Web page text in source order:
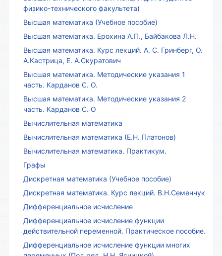
физико-технического факультета)
Высшая математика (Учебное пособие)
Высшая математика. Ерохина А.П., Байбакова Л.Н.
Высшая математика. Курс лекций. А. С. Гринберг, О.
А.Кастрица, Е. А.Скуратович
Высшая математика. Методические указания 1
часть. Карданов С. О.
Высшая математика. Методические указания 2
часть. Карданов С. О
Вычислительная математика
Вычислительная математика (Е.Н. Платонов)
Вычислительная математика. Практикум.
Графы
Дискретная математика (Учебное пособие)
Дискретная математика. Курс лекций. В.Н.Семенчук
Дифференциальное исчисление
Дифференциальное исчисление функции
действительной переменной. Практическое пособие.
Дифференциальное исчисление функции многих